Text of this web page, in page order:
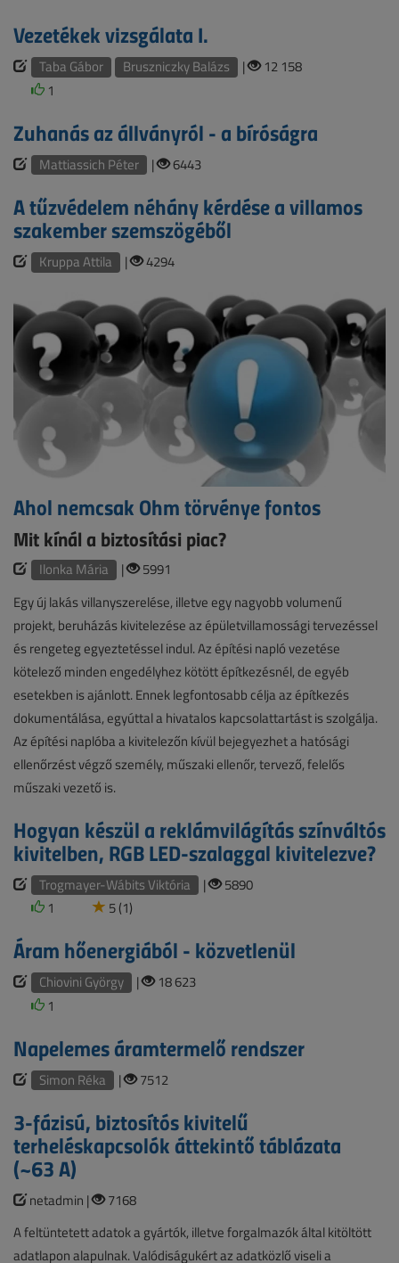
Vezetékek vizsgálata I.
Taba Gábor Bruszniczky Balázs |
12 158
1
Zuhanás az állványról - a bíróságra
Mattiassich Péter | 6443
A tűzvédelem néhány kérdése a villamos
szakember szemszögéből
Kruppa Attila | 4294
Ahol nemcsak Ohm törvénye fontos
Mit kínál a biztosítási piac?
Ilonka Mária |
5991
Egy új lakás villanyszerelése, illetve egy nagyobb volumenű
projekt, beruházás kivitelezése az épületvillamossági tervezéssel
és rengeteg egyeztetéssel indul. Az építési napló vezetése
kötelező minden engedélyhez kötött építkezésnél, de egyéb
esetekben is ajánlott. Ennek legfontosabb célja az építkezés
dokumentálása, egyúttal a hivatalos kapcsolattartást is szolgálja.
Az építési naplóba a kivitelezőn kívül bejegyezhet a hatósági
ellenőrzést végző személy, műszaki ellenőr, tervező, felelős
műszaki vezető is.
Hogyan készül a reklámvilágítás színváltós
kivitelben, RGB LED-szalaggal kivitelezve?
Trogmayer-Wábits Viktória |
5890
1
5 (1)
Áram hőenergiából - közvetlenül
Chiovini György |
18 623
1
Napelemes áramtermelő rendszer
Simon Réka | 7512
3-fázisú, biztosítós kivitelű
terheléskapcsolók áttekintő táblázata
(~63 A)
netadmin |
7168
A feltüntetett adatok a gyártók, illetve forgalmazók által kitöltött
adatlapon alapulnak. Valódiságukért az adatközlő viseli a